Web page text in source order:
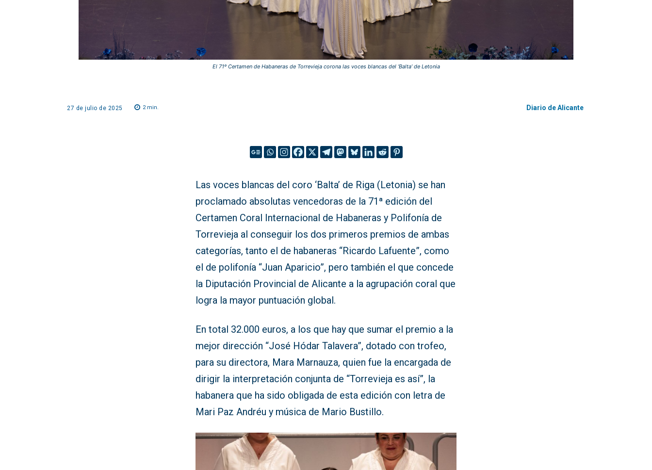
El 71º Certamen de Habaneras de Torrevieja corona las voces blancas del ‘Balta’ de Letonia
27 de julio de 2025 2min. Diario de Alicante
Las voces blancas del coro ‘Balta’ de Riga (Letonia) se han
proclamado absolutas vencedoras de la 71ª edición del
Certamen Coral Internacional de Habaneras y Polifonía de
Torrevieja al conseguir los dos primeros premios de ambas
categorías, tanto el de habaneras “Ricardo Lafuente”, como
el de polifonía “Juan Aparicio”, pero también el que concede
la Diputación Provincial de Alicante a la agrupación coral que
logra la mayor puntuación global.
En total 32.000 euros, a los que hay que sumar el premio a la
mejor dirección “José Hódar Talavera”, dotado con trofeo,
para su directora, Mara Marnauza, quien fue la encargada de
dirigir la interpretación conjunta de “Torrevieja es así”, la
habanera que ha sido obligada de esta edición con letra de
Mari Paz Andréu y música de Mario Bustillo.